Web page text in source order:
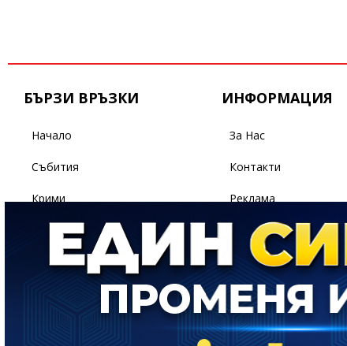
БЪРЗИ ВРЪЗКИ
Начало
Събития
Крими
Бизнес
Политика
ИНФОРМАЦИЯ
За Нас
Контакти
Реклама
Условия За Ползване
Поверителност